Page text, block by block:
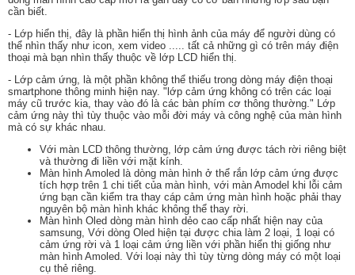
cần biết.
- Lớp hiển thị, đây là phần hiển thị hình ảnh của máy để người dùng có
thể nhìn thấy như icon, xem video ..... tất cả những gì có trên máy điện
thoại mà bạn nhìn thấy thuộc về lớp LCD hiển thị.
- Lớp cảm ứng, là một phần không thể thiếu trong dòng máy điện thoại
smartphone thông minh hiện nay. "lớp cảm ứng không có trên các loại
máy cũ trước kia, thay vào đó là các bàn phím cơ thông thường." Lớp
cảm ứng này thì tùy thuộc vào mỗi đời máy và công nghệ của màn hình
mà có sự khác nhau.
Với màn LCD thông thường, lớp cảm ứng được tách rời riêng biệt
và thường đi liền với mặt kính.
Màn hình Amoled là dòng màn hình ở thể rắn lớp cảm ứng được
tích hợp trên 1 chi tiết của màn hình, với màn Amodel khi lỗi cảm
ứng bạn cần kiểm tra thay cáp cảm ứng màn hình hoặc phải thay
nguyên bộ màn hình khác không thể thay rời.
Màn hình Oled dòng màn hình dẻo cao cấp nhất hiện nay của
samsung, Với dòng Oled hiện tại được chia làm 2 loại, 1 loại có
cảm ứng rời và 1 loại cảm ứng liền với phần hiển thị giống như
màn hình Amoled. Với loại này thì tùy từng dòng máy có một loại
cụ thẻ riêng.